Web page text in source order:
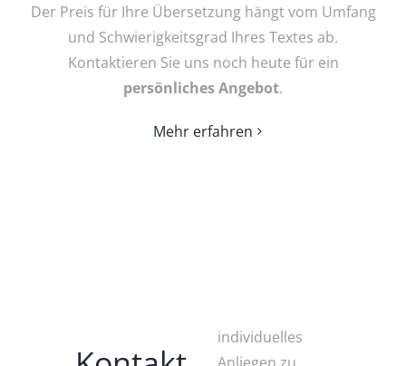
Der Preis für Ihre Übersetzung hängt vom Umfang
und Schwierigkeitsgrad Ihres Textes ab.
Kontaktieren Sie uns noch heute für ein
persönliches Angebot.
Mehr erfahren
individuelles